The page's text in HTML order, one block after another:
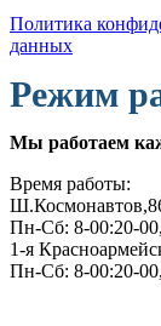
Политика
данных
Режим
Мы работаем
Время работы:
Пн-Сб: 8-00:20-
1-я
Пн-Сб: 8-00:20-